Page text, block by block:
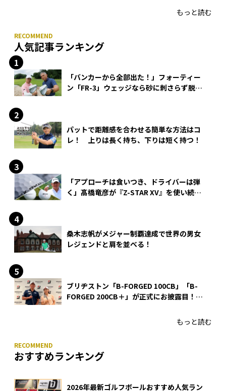
もっと読む
人気記事ランキング
「バンカーから全部出た！」フォーティー
ン「FR-3」ウェッジなら砂に刺さらず脱出
パットで距離感を合わせる簡単な方法はコ
レ！ 上りは長く持ち、下りは短く持つ！
「アプローチは食いつき、ドライバーは弾
く」髙橋竜彦が『Z-STAR XV』を使い続け
桑木志帆がメジャー制覇達成で世界の男女
レジェンドと肩を並べる！
ブリヂストン「B-FORGED 100CB」「B-
FORGED 200CB＋」が正式にお披露目！
もっと読む
おすすめランキング
2026年最新ゴルフボールおすすめ人気ラン